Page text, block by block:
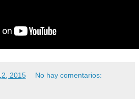
2015 No hay comentarios: